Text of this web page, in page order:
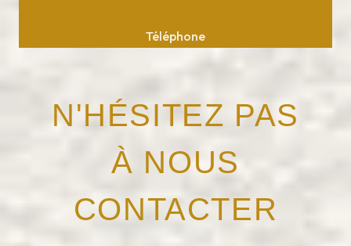
Téléphone
N'HÉSITEZ PAS
À NOUS
CONTACTER